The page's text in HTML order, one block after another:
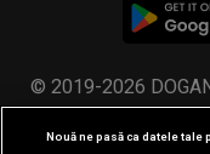
© 2019-2026
Nouă ne pasă ca datele